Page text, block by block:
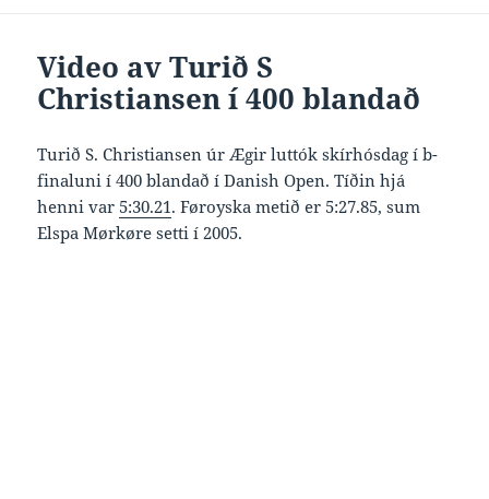
Video av Turið S
Christiansen í 400 blandað
Turið S. Christiansen úr Ægir luttók skírhósdag í b-
finaluni í 400 blandað í Danish Open. Tíðin hjá
henni var 5:30.21. Føroyska metið er 5:27.85, sum
Elspa Mørkøre setti í 2005.